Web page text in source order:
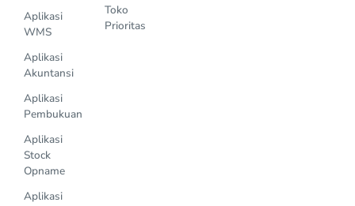
Aplikasi
WMS
Aplikasi
Akuntansi
Aplikasi
Pembukuan
Aplikasi
Stock
Opname
Aplikasi
Toko
Prioritas